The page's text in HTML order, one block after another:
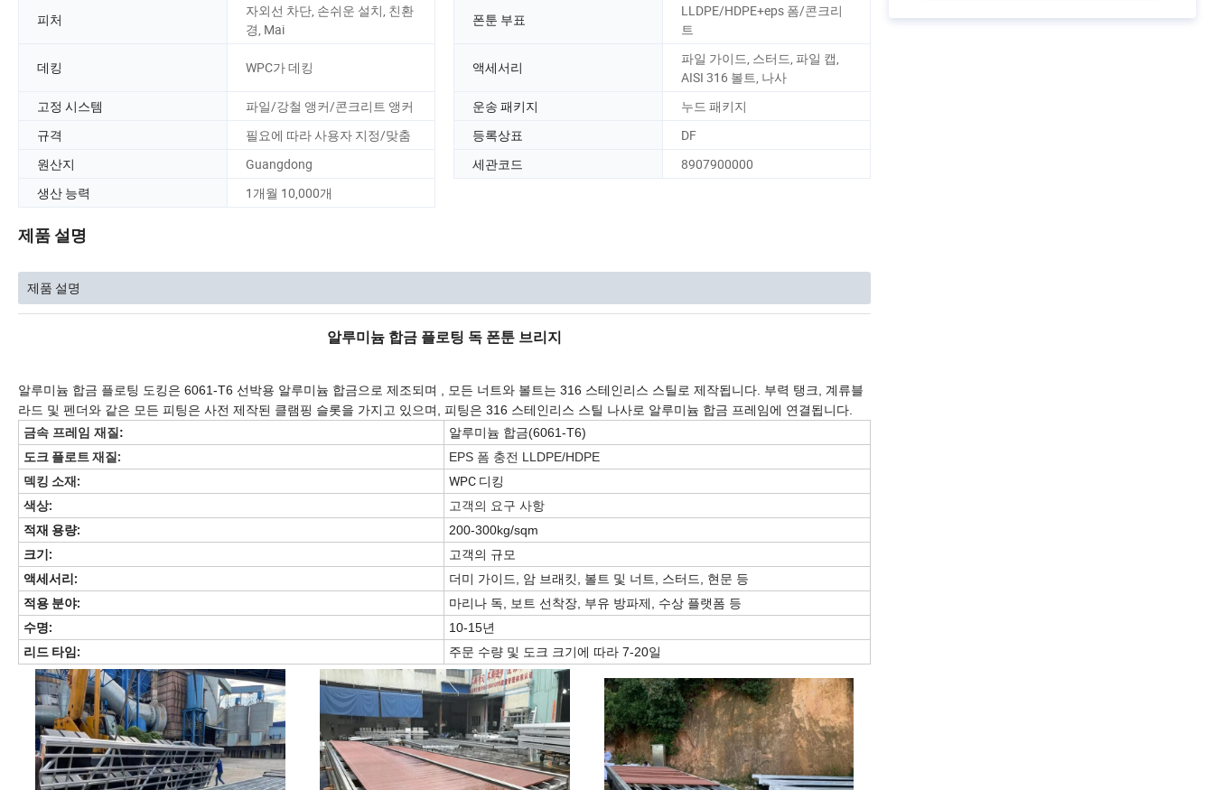
피처
자외선 차단, 손쉬운 설치, 친환
경, Mai
폰툰 부표
LLDPE/HDPE+eps 폼/콘크리
트
데킹 WPC가 데킹 액세서리
파일 가이드, 스터드, 파일 캡,
AISI 316 볼트, 나사
고정 시스템
파일/강철 앵커/콘크리트 앵커 운송 패키지
누드 패키지
규격
필요에 따라 사용자 지정/맞춤 등록상표
DF
원산지
Guangdong 세관코드
8907900000
생산 능력
1개월 10,000개
제품 설명
제품 설명
알루미늄 합금 플로팅 독 폰툰 브리지
알루미늄 합금 플로팅 도킹은 6061-T6 선박용 알루미늄 합금으로 제조되며 , 모든 너트와 볼트는 316 스테인리스 스틸로 제작됩니다. 부력 탱크, 계류블
라드 및 펜더와 같은 모든 피팅은 사전 제작된 클램핑 슬롯을 가지고 있으며, 피팅은 316 스테인리스 스틸 나사로 알루미늄 합금 프레임에 연결됩니다.
금속 프레임 재질:
알루미늄 합금(6061-T6)
도크 플로트 재질:
EPS 폼 충전 LLDPE/HDPE
덱킹 소재:
WPC 디킹
색상:
고객의 요구 사항
적재 용량:
200-300kg/sqm
크기:
고객의 규모
액세서리:
더미 가이드, 암 브래킷, 볼트 및 너트, 스터드, 현문 등
적용 분야:
마리나 독, 보트 선착장, 부유 방파제, 수상 플랫폼 등
수명:
10-15년
리드 타임:
주문 수량 및 도크 크기에 따라 7-20일